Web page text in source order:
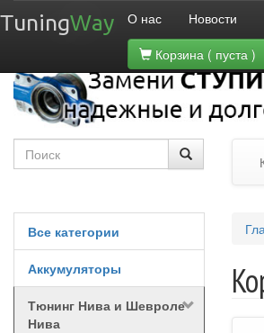
TuningWay О нас Новости
Корзина ( пуста )
Все категории
Аккумуляторы
Тюнинг Нива и Шевроле
Нива